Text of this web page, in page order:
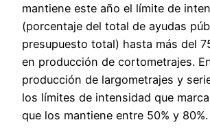
mantiene este año el límite de
(porcentaje del total de ayudas
presupuesto total) hasta más del
en producción de cortometrajes.
producción de largometrajes y
los límites de intensidad que
que los mantiene entre 50% y 80%.